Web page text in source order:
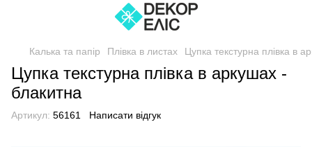
Калька та папір Плівка в листах Цупка текстурна плівка в
Цупка текстурна плівка в аркушах -
блакитна
Артикул: 56161 Написати відгук